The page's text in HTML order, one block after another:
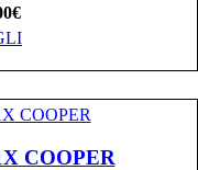
€
COOPER